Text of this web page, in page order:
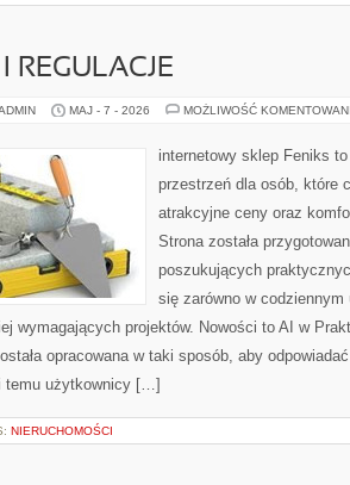
REGULACJE
MAJ - 7 - 2026 MOŻLIWOŚĆ
internetowy sklep Feniks
przestrzeń dla osób, które
atrakcyjne ceny oraz
Strona została
poszukujących
się zarówno w
wymagających projektów. Nowości to AI w
opracowana w taki sposób, aby
temu użytkownicy […]
NIERUCHOMOŚCI